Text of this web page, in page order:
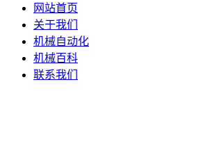
网站首页
关于我们
机械自动化
机械百科
联系我们